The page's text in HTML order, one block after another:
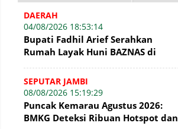
DAERAH
04/08/2026 18:53:14
Bupati Fadhil Arief Serahkan
Rumah Layak Huni BAZNAS di
SEPUTAR JAMBI
08/08/2026 15:19:29
Puncak Kemarau Agustus 2026:
BMKG Deteksi Ribuan Hotspot dan